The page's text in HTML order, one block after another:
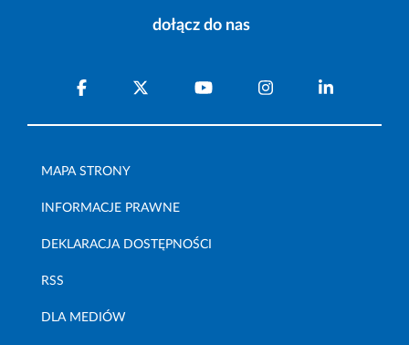
dołącz do nas
MAPA STRONY
INFORMACJE PRAWNE
DEKLARACJA DOSTĘPNOŚCI
RSS
DLA MEDIÓW